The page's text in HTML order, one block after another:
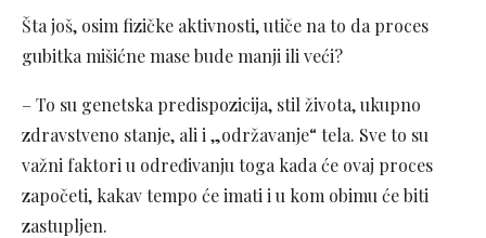
Šta još, osim fizičke aktivnosti, utiče na to da proces
gubitka mišićne mase bude manji ili veći?
– To su genetska predispozicija, stil života, ukupno
zdravstveno stanje, ali i „održavanje“ tela. Sve to su
važni faktori u određivanju toga kada će ovaj proces
započeti, kakav tempo će imati i u kom obimu će biti
zastupljen.